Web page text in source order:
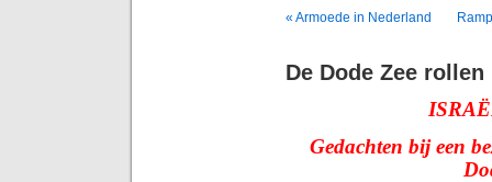
« Armoede in Nederland
De Dode Zee rollen
Gedachten bij een